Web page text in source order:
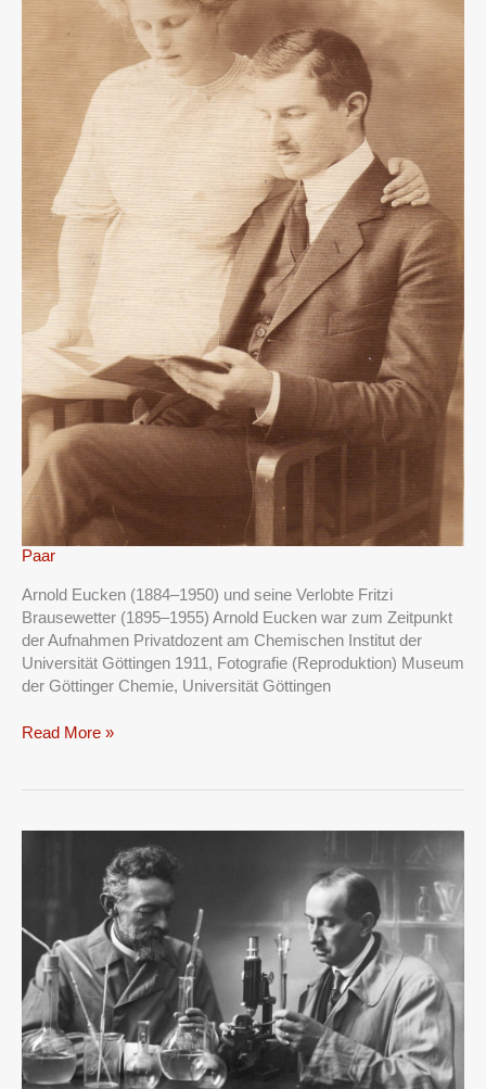
Paar
Arnold Eucken (1884–1950) und seine Verlobte Fritzi
Brausewetter (1895–1955) Arnold Eucken war zum Zeitpunkt
der Aufnahmen Privatdozent am Chemischen Institut der
Universität Göttingen 1911, Fotografie (Reproduktion) Museum
der Göttinger Chemie, Universität Göttingen
Paar
Read More »